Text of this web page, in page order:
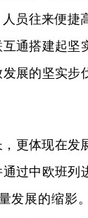
员往来便捷
通搭建起坚
展的坚实步
更体现在发
过中欧班列
发展的缩影